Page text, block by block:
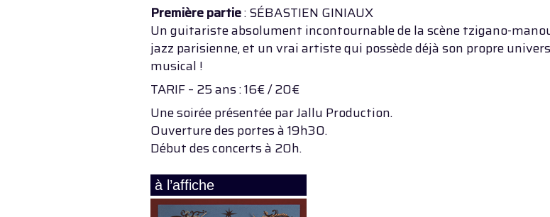
Première partie: SÉBASTIEN GINIAUX
Un guitariste absolument incontournable de la scène tzigano-
jazz parisienne, et un vrai artiste qui possède déjà son propre univers
musical !
TARIF – 25 ans : 16€ / 20€
Une soirée présentée par Jallu Production.
Ouverture des portes à 19h30.
Début des concerts à 20h.
à l’affiche